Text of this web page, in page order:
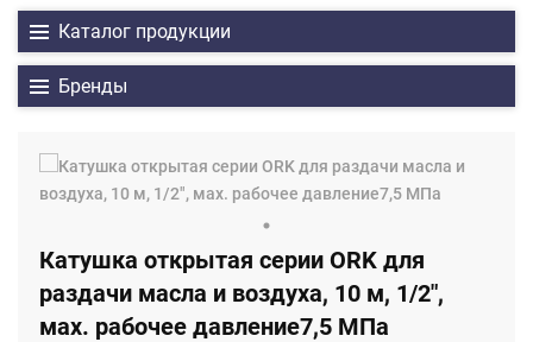
Каталог продукции
Бренды
Катушка открытая серии ORK для
раздачи масла и воздуха, 10 м, 1/2",
мах. рабочее давление7,5 МПа